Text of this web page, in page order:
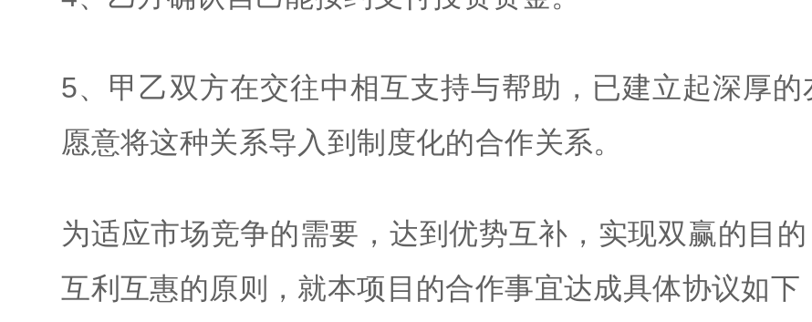
5、甲乙双方在交往中相互支持与帮助，已建立起深厚
愿意将这种关系导入到制度化的合作关系。
为适应市场竞争的需要，达到优势互补，实现双赢的目的
互利互惠的原则，就本项目的合作事宜达成具体协议如下